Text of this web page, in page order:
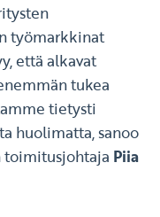
työmarkkinat
että alkavat
tukea
tietysti
huolimatta, sanoo
toimitusjohtaja Piia